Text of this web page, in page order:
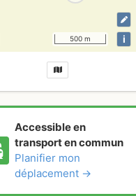
500 m i
Accessible en
transport en commun
Planifier mon
déplacement →